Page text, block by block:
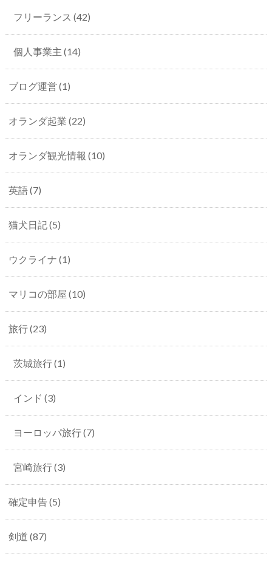
フリーランス (42)
個人事業主 (14)
ブログ運営 (1)
オランダ起業 (22)
オランダ観光情報 (10)
英語(7)
猫犬日記(5)
ウクライナ (1)
マリコの部屋 (10)
旅行(23)
茨城旅行(1)
インド (3)
ヨーロッパ旅行(7)
宮崎旅行(3)
確定申告(5)
剣道 (87)